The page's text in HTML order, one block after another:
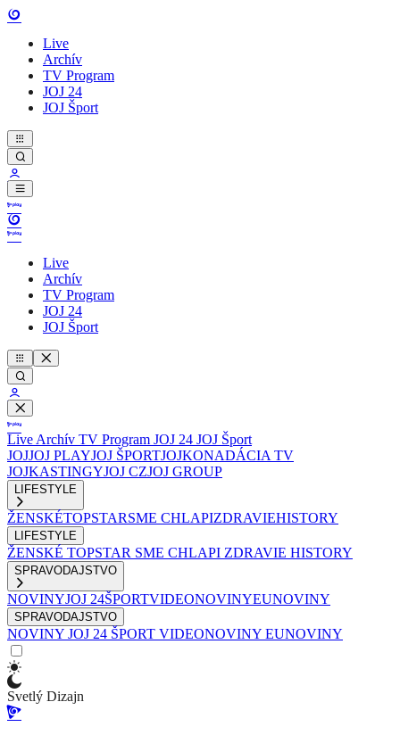
Live
Archív
TV Program
JOJ 24
JOJ Šport
Live
Archív
TV Program
JOJ 24
JOJ Šport
Live Archív TV Program JOJ 24 JOJ Šport
JOJJOJ PLAYJOJ ŠPORTJOJKONADÁCIA TV
JOJKASTINGYJOJ CZJOJ GROUP
LIFESTYLE
ŽENSKÉTOPSTARSME CHLAPIZDRAVIEHISTORY
LIFESTYLE
ŽENSKÉ TOPSTAR SME CHLAPI ZDRAVIE HISTORY
SPRAVODAJSTVO
NOVINYJOJ 24ŠPORTVIDEONOVINYEUNOVINY
SPRAVODAJSTVO
NOVINY JOJ 24 ŠPORT VIDEONOVINY EUNOVINY
Svetlý Dizajn